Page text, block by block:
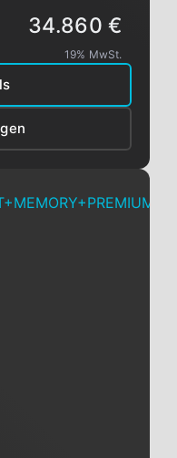
34.860 €
19% MwSt.